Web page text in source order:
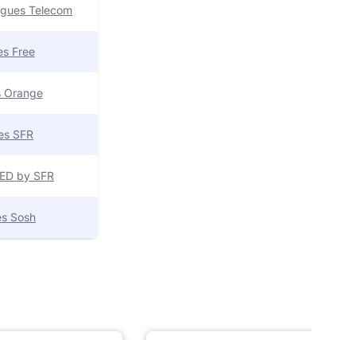
Telecom
Free
Orange
SFR
by SFR
Sosh